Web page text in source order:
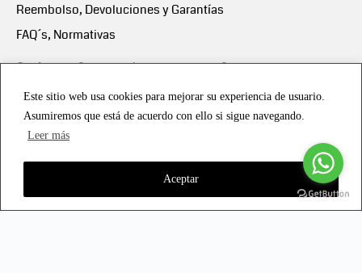
Este sitio web usa cookies para mejorar su experiencia de usuario.
Asumiremos que está de acuerdo con ello si sigue navegando.
Leer más
Aceptar
Reembolso, Devoluciones y Garantías
FAQ´s, Normativas
Scalapay:Compra ahora y paga en 3 cuotas
Scalapay Política Privacidad
Copyright © 2021 all rights reserved - Vialmotor